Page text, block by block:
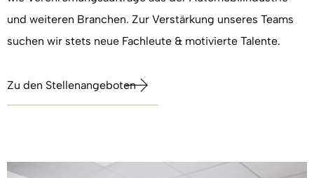
und weiteren Branchen. Zur Verstärkung unseres Teams
suchen wir stets neue Fachleute & motivierte Talente.
Zu den Stellenangeboten